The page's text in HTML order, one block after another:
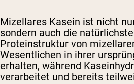
Mizellares Kasein ist nicht
sondern auch die
Proteinstruktur von
Wesentlichen in ihrer
erhalten, während
verarbeitet und bereits